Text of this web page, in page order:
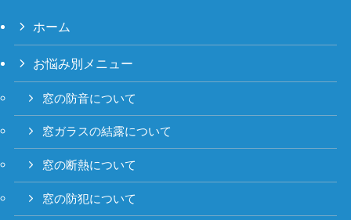
ホーム
お悩み別メニュー
窓の防音について
窓ガラスの結露について
窓の断熱について
窓の防犯について